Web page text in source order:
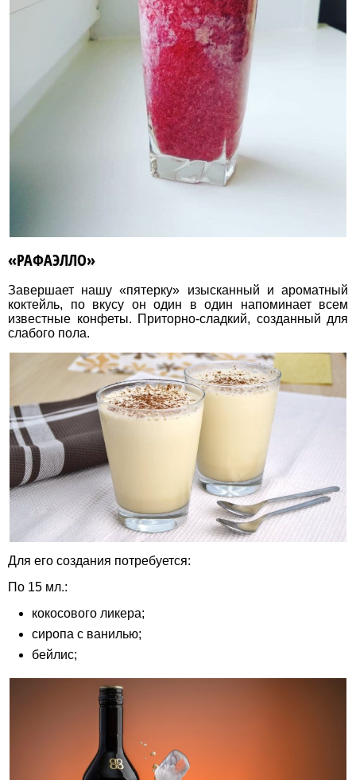
«РАФАЭЛЛО»
Завершает нашу «пятерку» изысканный и ароматный
коктейль, по вкусу он один в один напоминает всем
известные конфеты. Приторно-сладкий, созданный для
слабого пола.
Для его создания потребуется:
По 15 мл.:
кокосового ликера;
сиропа с ванилью;
бейлис;